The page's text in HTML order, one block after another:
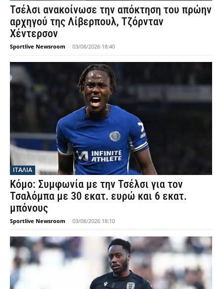
Τσέλσι ανακοίνωσε την απόκτηση του πρώην
αρχηγού της Λίβερπουλ, Τζόρνταν
Χέντερσον
Sportlive Newsroom - 03/08/2026 18:40
ΙΤΑΛΙΑ
Κόμο: Συμφωνία με την Τσέλσι για τον
Τσαλόμπα με 30 εκατ. ευρώ και 6 εκατ.
μπόνους
Sportlive Newsroom - 03/08/2026 18:10